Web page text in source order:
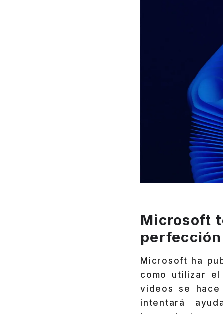
Microsoft
perfección
Microsoft ha
como utilizar
videos se hace
intentará